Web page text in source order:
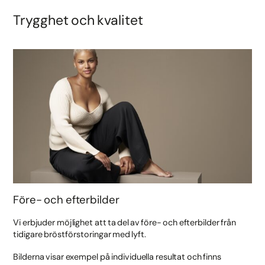
Trygghet och kvalitet
Före- och efterbilder
Vi erbjuder möjlighet att ta del av före- och efterbilder från
tidigare bröstförstoringar med lyft.
Bilderna visar exempel på individuella resultat och finns